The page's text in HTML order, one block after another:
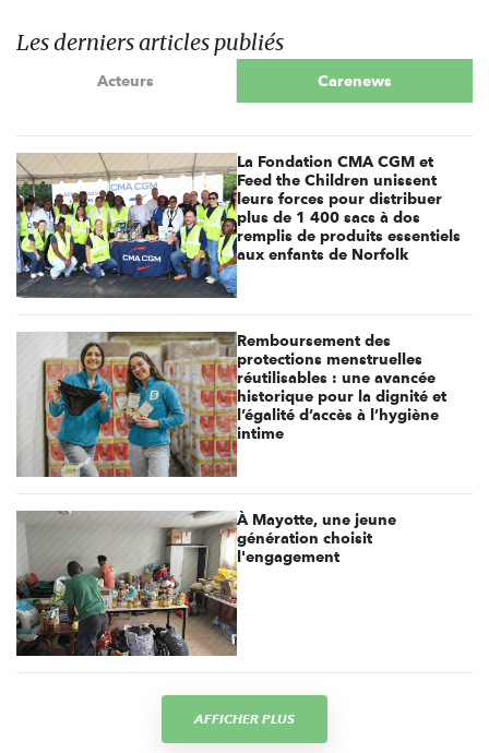
Les derniers articles publiés
Acteurs Carenews
La Fondation CMA CGM et
Feed the Children unissent
leurs forces pour distribuer
plus de 1 400 sacs à dos
remplis de produits essentiels
aux enfants de Norfolk
Remboursement des
protections menstruelles
réutilisables : une avancée
historique pour la dignité et
l’égalité d’accès à l’hygiène
intime
À Mayotte, une jeune
génération choisit
l'engagement
AFFICHER PLUS